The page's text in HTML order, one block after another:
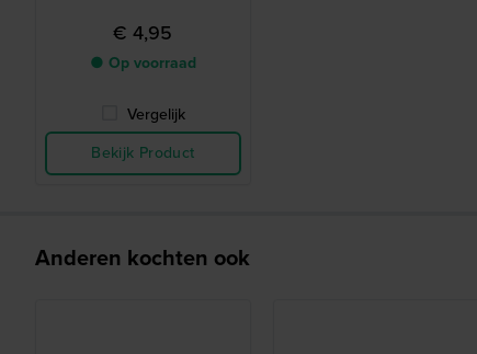
€ 4,95
● Op voorraad
Vergelijk
Bekijk Product
Anderen kochten ook